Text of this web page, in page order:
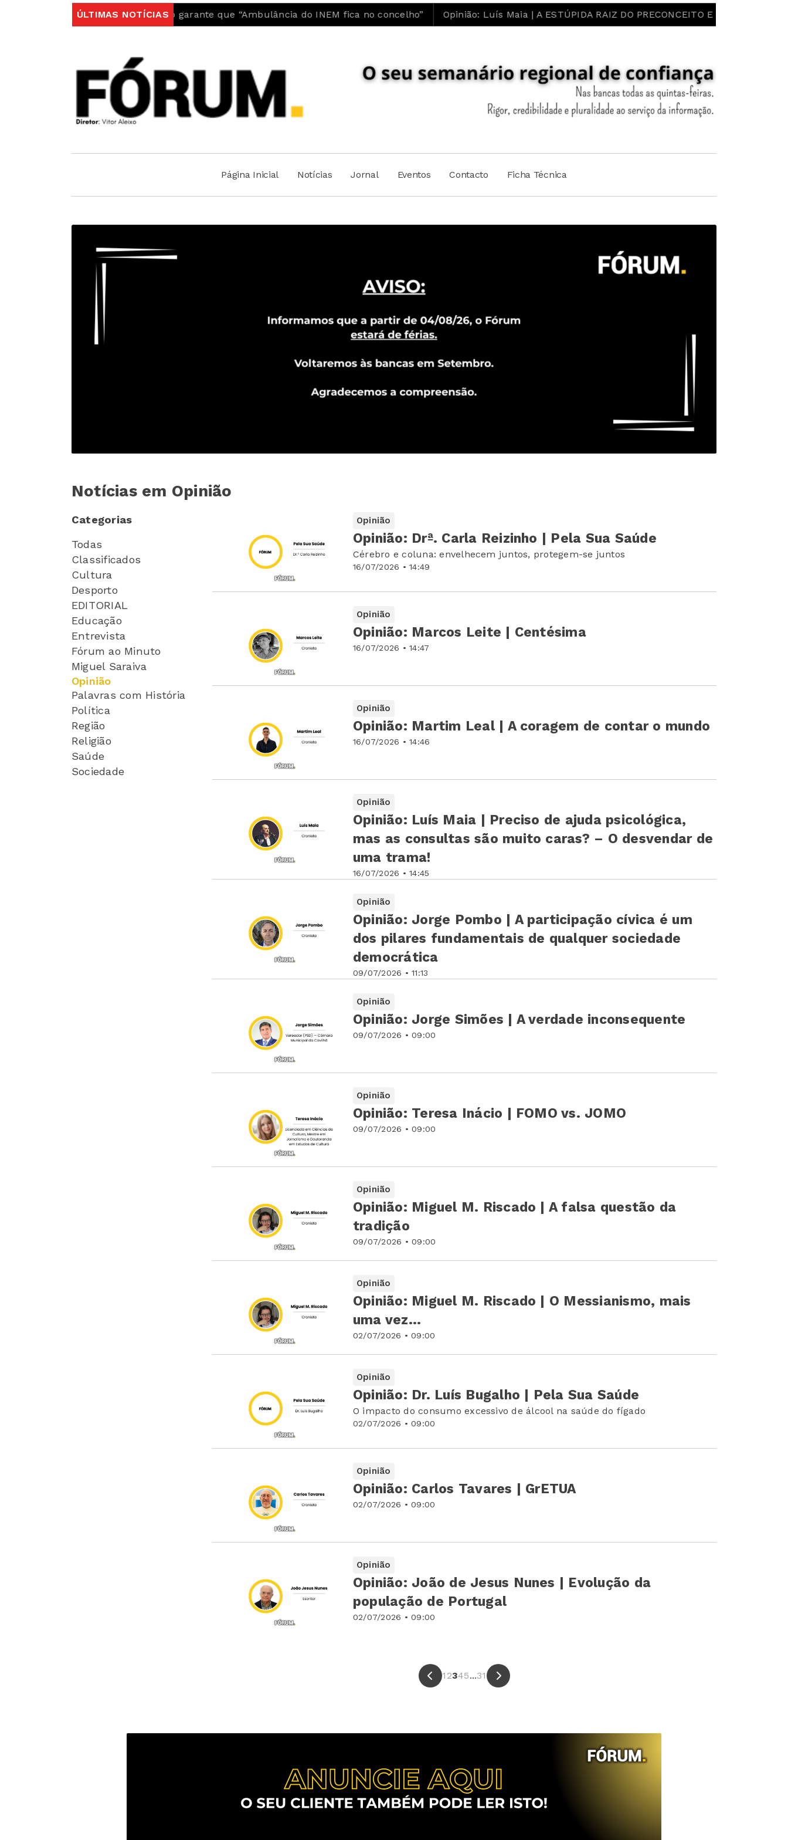
ÚLTIMAS NOTÍCIAS
Autarquia do Fundão garante que “Ambulância do INEM fica no concelho” Opinião: Luís Maia | A ESTÚPIDA RAIZ DO PRECONCEITO E DO ESTEREÓTIPO!
Página Inicial Notícias Jornal Eventos Contacto Ficha Técnica
Notícias em Opinião
Categorias
Todas
Classificados
Cultura
Desporto
EDITORIAL
Educação
Entrevista
Fórum ao Minuto
Miguel Saraiva
Opinião
Palavras com História
Política
Região
Religião
Saúde
Sociedade
Opinião
16/07/2026 • 14:49
Opinião: Drª. Carla Reizinho | Pela Sua Saúde
Cérebro e coluna: envelhecem juntos, protegem-se juntos
Opinião
16/07/2026 • 14:47
Opinião: Marcos Leite | Centésima
Opinião
16/07/2026 • 14:46
Opinião: Martim Leal | A coragem de contar o mundo
Opinião
16/07/2026 • 14:45
Opinião: Luís Maia | Preciso de ajuda psicológica,
mas as consultas são muito caras? – O desvendar de
uma trama!
Opinião
09/07/2026 • 11:13
Opinião: Jorge Pombo | A participação cívica é um
dos pilares fundamentais de qualquer sociedade
democrática
Opinião
09/07/2026 • 09:00
Opinião: Jorge Simões | A verdade inconsequente
Opinião
09/07/2026 • 09:00
Opinião: Teresa Inácio | FOMO vs. JOMO
Opinião
09/07/2026 • 09:00
Opinião: Miguel M. Riscado | A falsa questão da
tradição
Opinião
02/07/2026 • 09:00
Opinião: Miguel M. Riscado | O Messianismo, mais
uma vez…
Opinião
02/07/2026 • 09:00
Opinião: Dr. Luís Bugalho | Pela Sua Saúde
O impacto do consumo excessivo de álcool na saúde do fígado
Opinião
02/07/2026 • 09:00
Opinião: Carlos Tavares | GrETUA
Opinião
02/07/2026 • 09:00
Opinião: João de Jesus Nunes | Evolução da
população de Portugal
1 2345...31